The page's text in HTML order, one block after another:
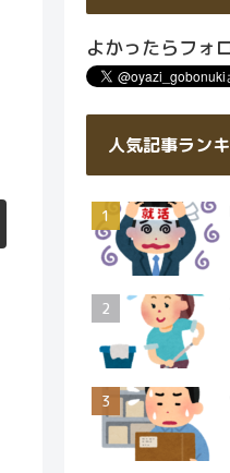
よかったらフォ
人気記事ラン